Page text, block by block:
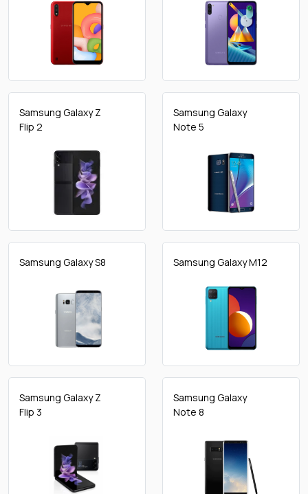
Samsung Galaxy Z
Flip 2
Samsung Galaxy
Note 5
Samsung Galaxy S8 Samsung Galaxy M12
Samsung Galaxy Z
Flip 3
Samsung Galaxy
Note 8